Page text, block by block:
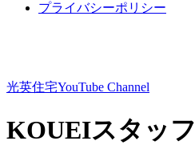
プライバシーポリシー
光英住宅YouTube Channel
KOUEIスタッ